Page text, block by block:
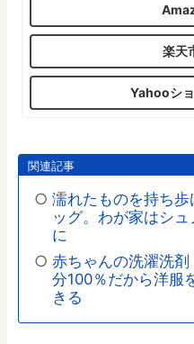
楽天
Yahooシ
関連記事
濡れたものを持ち
ッグ。わが家はシ
に
赤ちゃんの洗濯洗
分100％だから洋服
きる